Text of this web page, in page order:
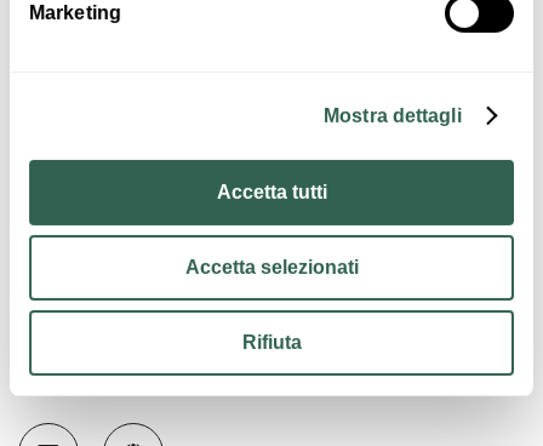
Marketing
Mostra dettagli
Accetta tutti
Accetta selezionati
Rifiuta
Orari
venerdì 17-21
Contatti